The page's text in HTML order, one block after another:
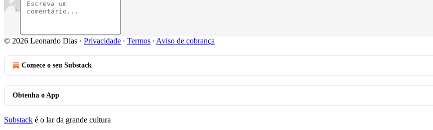
© 2026 Leonardo Dias · Privacidade ∙ Termos ∙ Aviso de cobrança
Comece o seu Substack
Obtenha o App
Substack é o lar da grande cultura